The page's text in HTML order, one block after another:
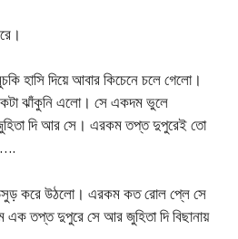
হাসি দিয়ে আবার কিচেনে চলে গেলো।
ঝাঁকুনি এলো। সে একদম ভুলে
জুহিতা দি আর সে। এরকম তপ্ত দুপুরেই তো
করে উঠলো। এরকম কত রোল প্লে সে
তপ্ত দুপুরে সে আর জুহিতা দি বিছানায়